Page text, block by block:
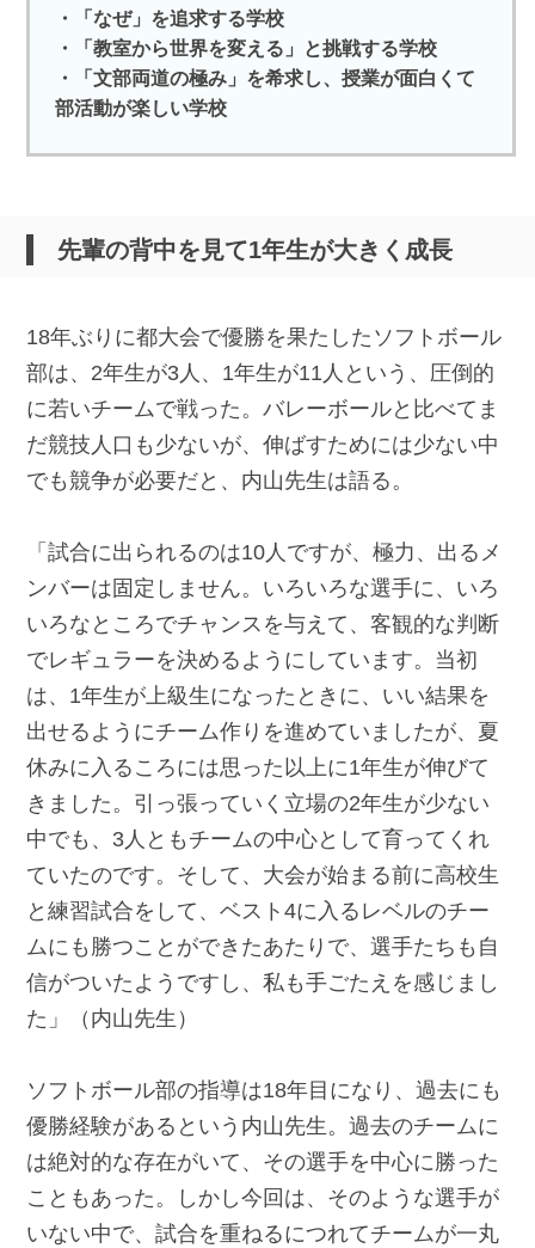
・「なぜ」を追求する学校
・「教室から世界を変える」と挑戦する学校
・「文部両道の極み」を希求し、授業が面白くて
部活動が楽しい学校
先輩の背中を見て1年生が大きく成長
18年ぶりに都大会で優勝を果たしたソフトボール
部は、2年生が3人、1年生が11人という、圧倒的
に若いチームで戦った。バレーボールと比べてま
だ競技人口も少ないが、伸ばすためには少ない中
でも競争が必要だと、内山先生は語る。
「試合に出られるのは10人ですが、極力、出るメ
ンバーは固定しません。いろいろな選手に、いろ
いろなところでチャンスを与えて、客観的な判断
でレギュラーを決めるようにしています。当初
は、1年生が上級生になったときに、いい結果を
出せるようにチーム作りを進めていましたが、夏
休みに入るころには思った以上に1年生が伸びて
きました。引っ張っていく立場の2年生が少ない
中でも、3人ともチームの中心として育ってくれ
ていたのです。そして、大会が始まる前に高校生
と練習試合をして、ベスト4に入るレベルのチー
ムにも勝つことができたあたりで、選手たちも自
信がついたようですし、私も手ごたえを感じまし
た」（内山先生）
ソフトボール部の指導は18年目になり、過去にも
優勝経験があるという内山先生。過去のチームに
は絶対的な存在がいて、その選手を中心に勝った
こともあった。しかし今回は、そのような選手が
いない中で、試合を重ねるにつれてチームが一丸